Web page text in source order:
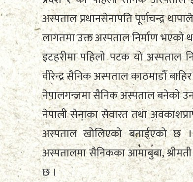
अस्पताल प्रधानसेनापति पूर्णचन्द्र
लागतमा उक्त अस्पताल निर्माण भएको
इटहरीमा पहिलो पटक यो अस्पताल
वीरेन्द्र सैनिक अस्पताल काठमाडौँ
नेपालगन्जमा सैनिक अस्पताल बनेको
नेपाली सेनाका सेवारत तथा
अस्पताल खोलिएको बताईएको छ ।
अस्पतालमा सैनिकका आमाबुबा,
छ ।